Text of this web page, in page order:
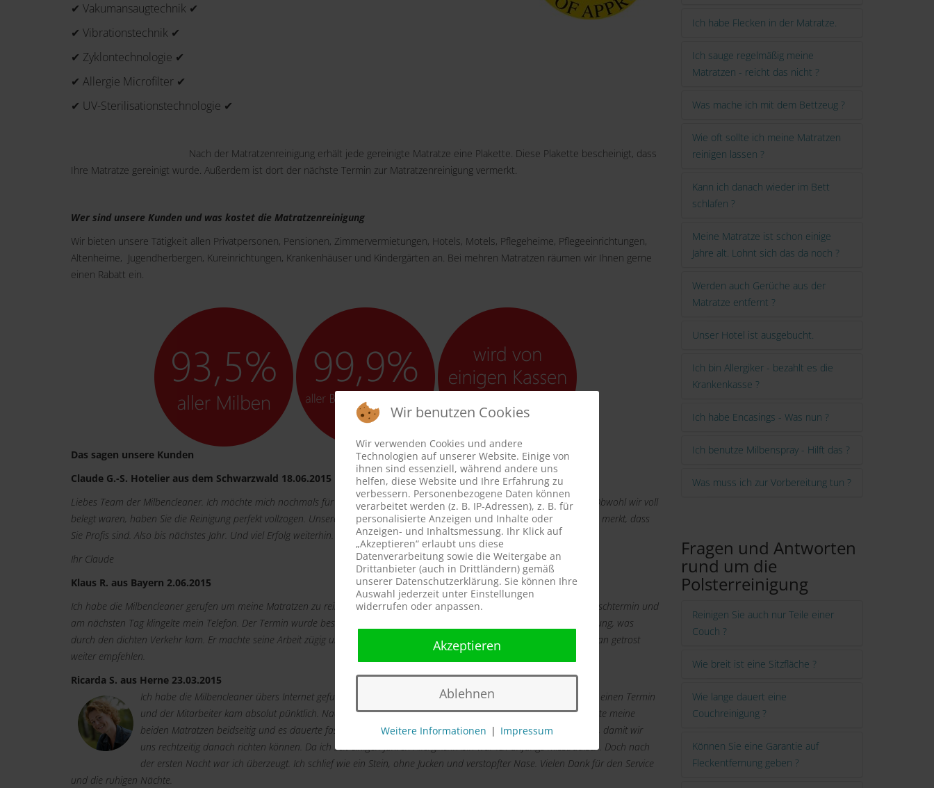
✔ Vakumansaugtechnik ✔
✔ Vibrationstechnik ✔
✔ Zyklontechnologie ✔
✔ Allergie Microfilter ✔
✔ UV-Sterilisationstechnologie ✔
Nach der Matratzenreinigung erhält jede gereinigte Matratze eine Plakette. Diese Plakette bescheinigt, dass
Ihre Matratze gereinigt wurde. Außerdem ist dort der nächste Termin zur Matratzenreinigung vermerkt.
Wer sind unsere Kunden und was kostet die Matratzenreinigung
Wir bieten unsere Tätigkeit allen Privatpersonen, Pensionen, Zimmervermietungen, Hotels, Motels, Pflegeheime, Pflegeeinrichtungen,
Altenheime, Jugendherbergen, Kureinrichtungen, Krankenhäuser und Kindergärten an. Bei mehren Matratzen räumen wir Ihnen gerne
einen Rabatt ein.
Das sagen unsere Kunden
Claude G.-S. Hotelier aus dem Schwarzwald 18.06.2015
Liebes Team der Milbencleaner. Ich möchte mich nochmals für den reibungslosen Ablauf der Matratzenreinigung bedanken. Obwohl wir voll
belegt waren, haben Sie die Reinigung perfekt vollzogen. Unsere Gäste sind sehr dankbar und haben nur positiv reagiert. Man merkt, dass
Sie Profis sind. Also bis nächstes Jahr. Und viel Erfolg weiterhin.
Ihr Claude
Klaus R. aus Bayern 2.06.2015
Ich habe die Milbencleaner gerufen um meine Matratzen zu reinigen. Es ging ganz unkompliziert. Formular ausgefüllt mit Wunschtermin und
am nächsten Tag klingelte mein Telefon. Der Termin wurde bestätigt. Am Termin kam dert Mitarbeiter mit 15 Minuten Verspätung, was
durch den dichten Verkehr kam. Er machte seine Arbeit zügig und gewissenhaft. Ich kann nur sagen "Top Service". Die kann man getrost
weiter empfehlen.
Ricarda S. aus Herne 23.03.2015
Ich habe die Milbencleaner übers Internet gefunden und dachte "Ich probiere es aus". Per Telefon machte ich einen Termin
und der Mitarbeiter kam absolut pünktlich. Nach einem kurzen Smalltalk begann er mit seiner Arbeit. Er reinigte meine
beiden Matratzen beidseitig und es dauerte fast 1 Stunde. Im Anschluss machte er gleich einen neuen Termin, damit wir
uns rechtzeitig danach richten können. Da ich seit einigen Jahren Allergikerin bin war ich anfangs misstrauisch. Doch nach
der ersten Nacht war ich überzeugt. Ich schlief wie ein Stein, ohne Jucken und verstopfter Nase. Vielen Dank für den Service
und die ruhigen Nächte.
Ich habe Flecken in der Matratze.
Ich sauge regelmäßig meine
Matratzen - reicht das nicht ?
Was mache ich mit dem Bettzeug ?
Wie oft sollte ich meine Matratzen
reinigen lassen ?
Kann ich danach wieder im Bett
schlafen ?
Meine Matratze ist schon einige
Jahre alt. Lohnt sich das da noch ?
Werden auch Gerüche aus der
Matratze entfernt ?
Unser Hotel ist ausgebucht.
Ich bin Allergiker - bezahlt es die
Krankenkasse ?
Ich habe Encasings - Was nun ?
Ich benutze Milbenspray - Hilft das ?
Was muss ich zur Vorbereitung tun ?
Fragen und Antworten
rund um die
Polsterreinigung
Reinigen Sie auch nur Teile einer
Couch ?
Wie breit ist eine Sitzfläche ?
Wie lange dauert eine
Couchreinigung ?
Können Sie eine Garantie auf
Fleckentfernung geben ?
Wir benutzen Cookies
Wir verwenden Cookies und andere
Technologien auf unserer Website. Einige von
ihnen sind essenziell, während andere uns
helfen, diese Website und Ihre Erfahrung zu
verbessern. Personenbezogene Daten können
verarbeitet werden (z. B. IP-Adressen), z. B. für
personalisierte Anzeigen und Inhalte oder
Anzeigen- und Inhaltsmessung. Ihr Klick auf
„Akzeptieren“ erlaubt uns diese
Datenverarbeitung sowie die Weitergabe an
Drittanbieter (auch in Drittländern) gemäß
unserer Datenschutzerklärung. Sie können Ihre
Auswahl jederzeit unter Einstellungen
widerrufen oder anpassen.
Akzeptieren
Ablehnen
Weitere Informationen | Impressum